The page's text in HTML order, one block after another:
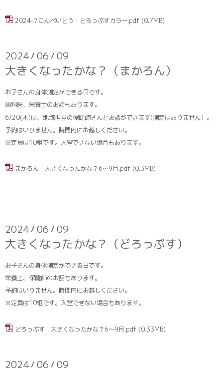
2024-7こんぺいとう・どろっぷすカラー.pdf (0.7MB)
2024 / 06 / 09
大きくなったかな？（まかろん）
お子さんの身体測定ができる日です。
歯科医、栄養士のお話もあります。
6/20(木)は、地域担当の保健師さんとお話ができます(測定はありません）。
予約はいりません。時間内にお越しください。
※定員は10組です。入室できない場合もあります。
まかろん 大きくなったかな？6～9月.pdf (0.3MB)
2024 / 06 / 09
大きくなったかな？（どろっぷす）
お子さんの身体測定ができる日です。
栄養士、保健師のお話もあります。
予約はいりません。時間内にお越しください。
※定員は10組です。入室できない場合もあります。
どろっぷす 大きくなったかな？6～9月.pdf (0.33MB)
2024 / 06 / 09